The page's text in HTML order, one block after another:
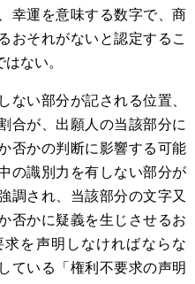
幸運を意味する数字で、商
おそれがないと認定するこ
ない。
ない部分が記される位置、
合が、出願人の当該部分に
否かの判断に影響する可能
の識別力を有しない部分が
調され、当該部分の文字又
否かに疑義を生じさせるお
を声明しなければならな
ている「権利不要求の声明